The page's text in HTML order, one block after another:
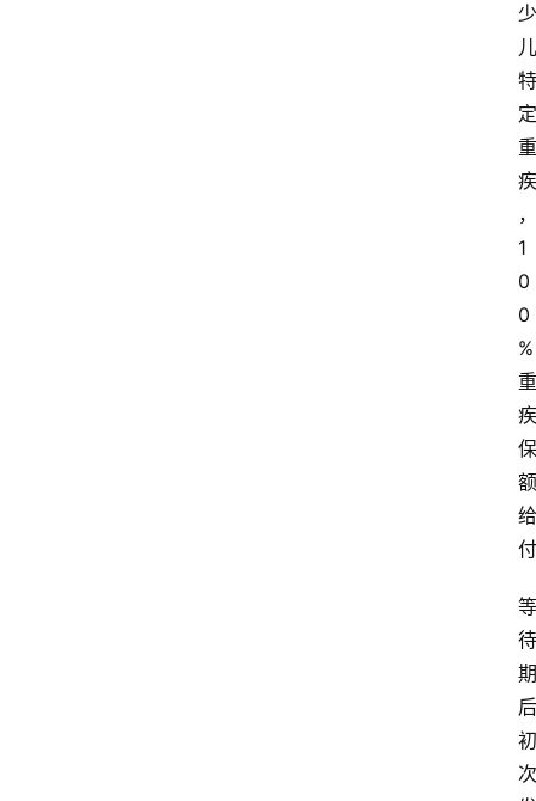
少
儿
特
定
重
疾
，
1
0
0
%
重
疾
保
额
给
付
等
待
期
后
初
次